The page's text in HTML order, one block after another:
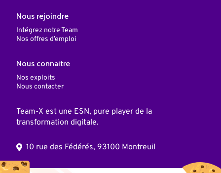
Nous rejoindre
Intégrez notre Team
Nos offres d’emploi
Nous connaitre
Nos exploits
Nous contacter
Team-X est une ESN, pure player de la
transformation digitale.
10 rue des Fédérés, 93100 Montreuil